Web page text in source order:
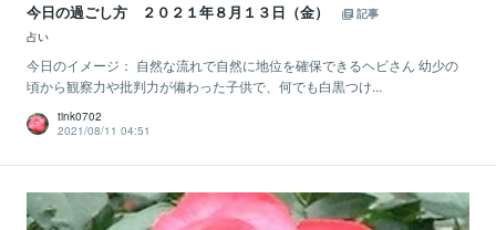
今日の過ごし方 ２０２１年８月１３日（金）
記事
占い
今日のイメージ： 自然な流れで自然に地位を確保できるヘビさん 幼少の
頃から観察力や批判力が備わった子供で、何でも白黒つけ...
tink0702
2021/08/11 04:51